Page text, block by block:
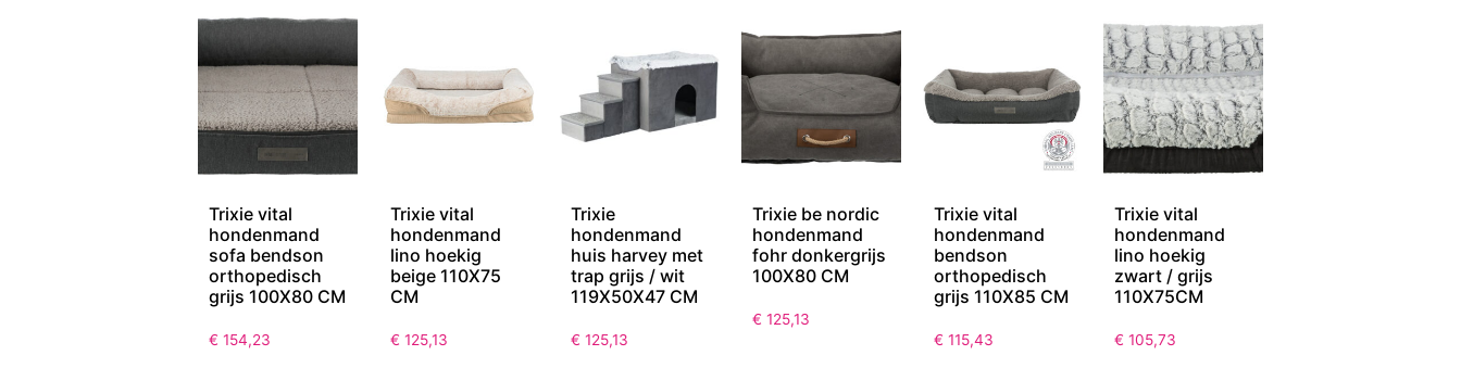
Trixie vital
hondenmand
sofa bendson
orthopedisch
grijs 100X80 CM
€ 154,23
Trixie vital
hondenmand
lino hoekig
beige 110X75
CM
€ 125,13
Trixie
hondenmand
huis harvey met
trap grijs / wit
119X50X47 CM
€ 125,13
Trixie be nordic
hondenmand
fohr donkergrijs
100X80 CM
€ 125,13
Trixie vital
hondenmand
bendson
orthopedisch
grijs 110X85 CM
€ 115,43
Trixie vital
hondenmand
lino hoekig
zwart / grijs
110X75CM
€ 105,73